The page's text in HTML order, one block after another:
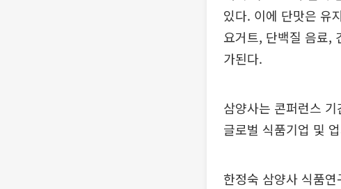
있다. 이에 단맛은 유
요거트, 단백질 음료,
가된다.
삼양사는 콘퍼런스
글로벌 식품기업 및
한정숙 삼양사 식품